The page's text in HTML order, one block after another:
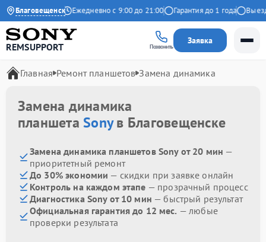
Благовещенск
4.9 на Яндекс Ежедневно с 9:00 до 21:00 Гарантия до 1 года Выезд
REMSUPPORT Позвонить
Заявка
Главная Ремонт планшетов Замена динамика
Замена динамика
планшетаSonyв Благовещенске
Замена динамика планшетов Sony от 20 мин —
приоритетный ремонт
До 30% экономии — скидки при заявке онлайн
Контроль на каждом этапе — прозрачный процесс
Диагностика Sony от 10 мин — быстрый результат
Официальная гарантия до 12 мес. — любые
проверки результата